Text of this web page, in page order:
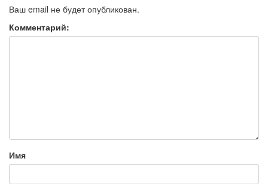
Ваш email не будет опубликован.
Комментарий:
Имя